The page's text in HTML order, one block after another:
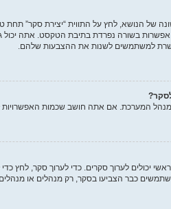
של הנושא, לחץ על התווית “יצירת סקר”
בשורה נפרדת בתיבת הטקסט. אתה
מנהל המערכת. אם אתה חושב שכמות
יכולים לערוך סקרים. כדי לערוך סקר,
כבר הצביעו בסקר, רק מנהלים או